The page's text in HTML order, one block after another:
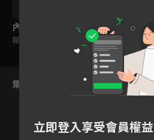
內容標籤
輔導十二歲級
集數列表
立即登入享受會員權益